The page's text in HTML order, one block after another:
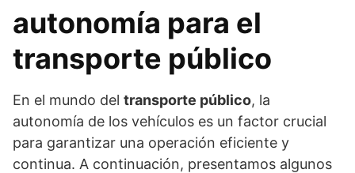
autonomía para el
transporte público
En el mundo del transporte público, la
autonomía de los vehículos es un factor crucial
para garantizar una operación eficiente y
continua. A continuación, presentamos algunos